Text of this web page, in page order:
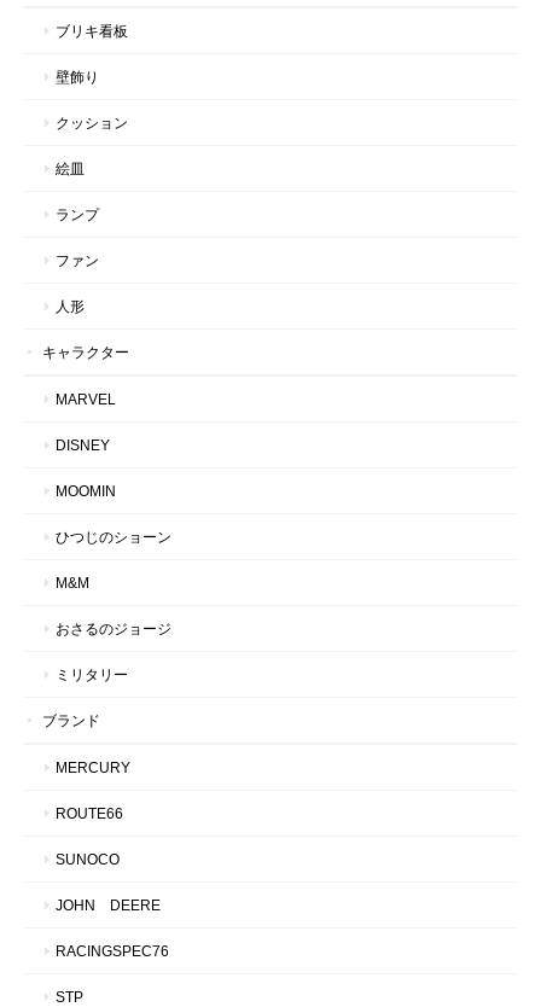
ブリキ看板
壁飾り
クッション
絵皿
ランプ
ファン
人形
キャラクター
MARVEL
DISNEY
MOOMIN
ひつじのショーン
M&M
おさるのジョージ
ミリタリー
ブランド
MERCURY
ROUTE66
SUNOCO
JOHN DEERE
RACINGSPEC76
STP